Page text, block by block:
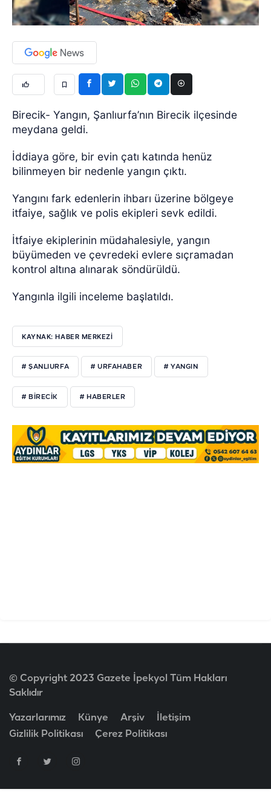
Birecik- Yangın, Şanlıurfa’nın Birecik ilçesinde
meydana geldi.
İddiaya göre, bir evin çatı katında henüz
bilinmeyen bir nedenle yangın çıktı.
Yangını fark edenlerin ihbarı üzerine bölgeye
itfaiye, sağlık ve polis ekipleri sevk edildi.
İtfaiye ekiplerinin müdahalesiyle, yangın
büyümeden ve çevredeki evlere sıçramadan
kontrol altına alınarak söndürüldü.
Yangınla ilgili inceleme başlatıldı.
KAYNAK: HABER MERKEZI
# ŞANLIURFA # URFAHABER # YANGIN
# BIRECIK # HABERLER
© Copyright 2023 Gazete İpekyol Tüm Hakları
Saklıdır
Yazarlarımız Künye Arşiv
İletişim
Gizlilik Politikası
Çerez Politikası